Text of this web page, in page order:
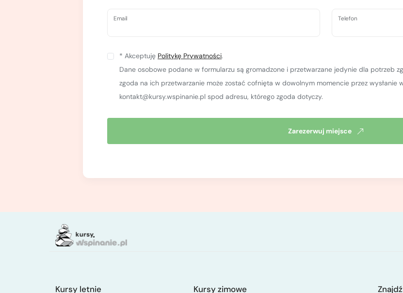
Email Telefon
* Akceptuję Politykę Prywatności.
Dane osobowe podane w formularzu są gromadzone i przetwarzane jedynie dla potrzeb
zgoda na ich przetwarzanie może zostać cofnięta w dowolnym momencie przez wysłanie
kontakt@kursy.wspinanie.pl spod adresu, którego zgoda dotyczy.
Zarezerwuj miejsce
Kursy letnie Kursy zimowe